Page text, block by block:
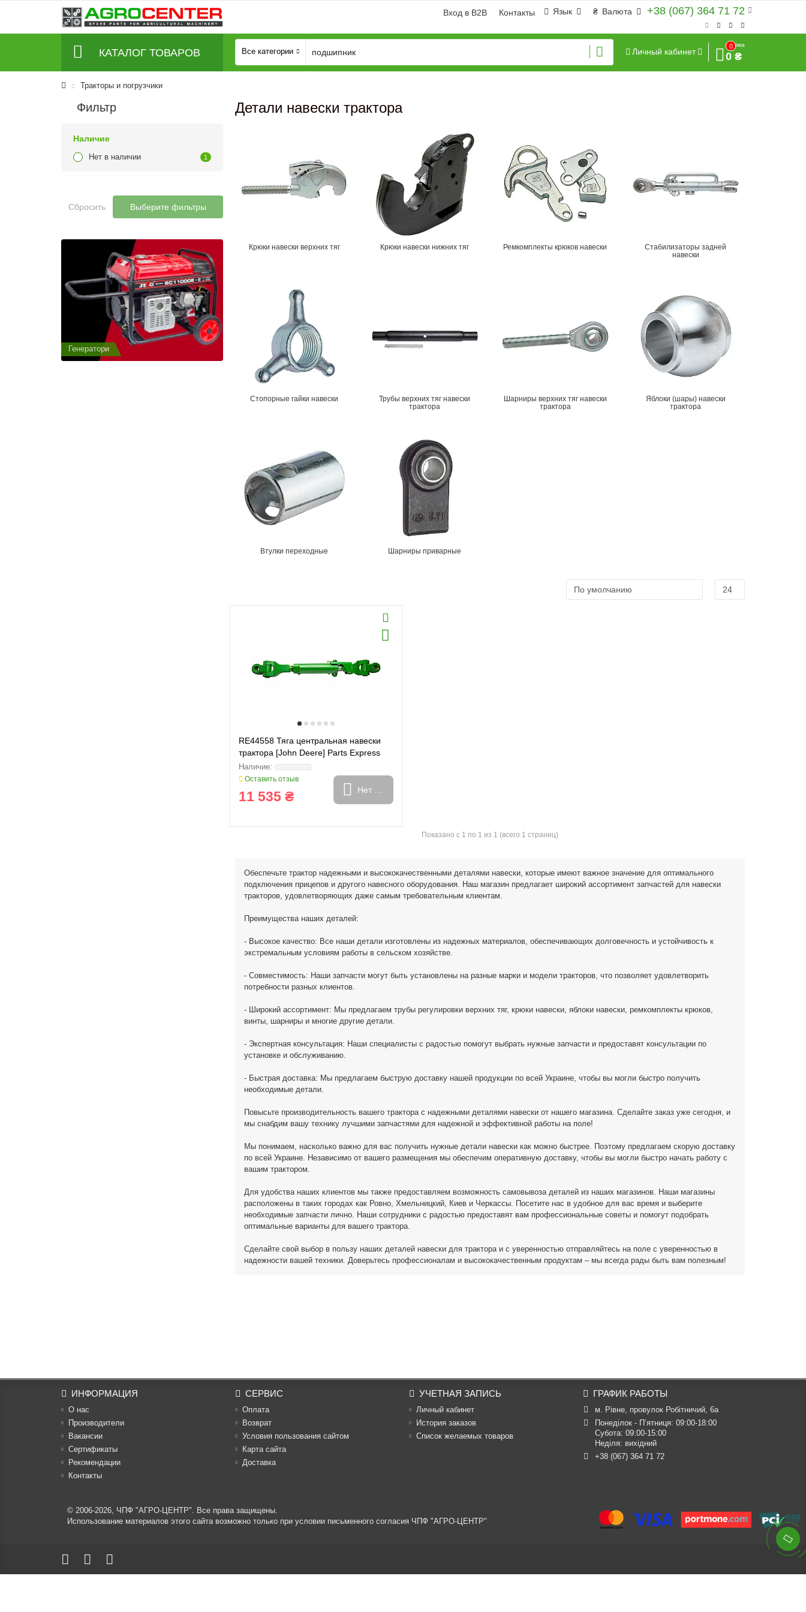
+38 (067) 364 71 72
₴ Валюта
Язык
Вход в B2B Контакты
КАТАЛОГ ТОВАРОВ Все категории Личный кабинет
0
Сумма
0 ₴
Тракторы и погрузчики
Фильтр
Наличие
Нет в наличии 1
Сбросить Выберите фильтры
Генератори Генератори
Детали навески трактора
Крюки навески верхних тяг Крюки навески нижних тяг Ремкомплекты крюков навески
Стабилизаторы задней
навески
Стопорные гайки навески
Трубы верхних тяг навески
трактора
Шарниры верхних тяг навески
трактора
Яблоки (шары) навески
трактора
Втулки переходные Шарниры приварные
RE44558 Тяга центральная навески
трактора [John Deere] Parts Express
USA (RE44561+RE50533+RE44559)
Оставить отзыв
11 535 ₴ Нет в наличии
Показано с 1 по 1 из 1 (всего 1 страниц)
Обеспечьте трактор надежными и высококачественными деталями навески, которые имеют важное значение для оптимального
подключения прицепов и другого навесного оборудования. Наш магазин предлагает широкий ассортимент запчастей для навески
тракторов, удовлетворяющих даже самым требовательным клиентам.
Преимущества наших деталей:
- Высокое качество: Все наши детали изготовлены из надежных материалов, обеспечивающих долговечность и устойчивость к
экстремальным условиям работы в сельском хозяйстве.
- Совместимость: Наши запчасти могут быть установлены на разные марки и модели тракторов, что позволяет удовлетворить
потребности разных клиентов.
- Широкий ассортимент: Мы предлагаем трубы регулировки верхних тяг, крюки навески, яблоки навески, ремкомплекты крюков,
винты, шарниры и многие другие детали.
- Экспертная консультация: Наши специалисты с радостью помогут выбрать нужные запчасти и предоставят консультации по
установке и обслуживанию.
- Быстрая доставка: Мы предлагаем быструю доставку нашей продукции по всей Украине, чтобы вы могли быстро получить
необходимые детали.
Повысьте производительность вашего трактора с надежными деталями навески от нашего магазина. Сделайте заказ уже сегодня, и
мы снабдим вашу технику лучшими запчастями для надежной и эффективной работы на поле!
Мы понимаем, насколько важно для вас получить нужные детали навески как можно быстрее. Поэтому предлагаем скорую доставку
по всей Украине. Независимо от вашего размещения мы обеспечим оперативную доставку, чтобы вы могли быстро начать работу с
вашим трактором.
Для удобства наших клиентов мы также предоставляем возможность самовывоза деталей из наших магазинов. Наши магазины
расположены в таких городах как Ровно, Хмельницкий, Киев и Черкассы. Посетите нас в удобное для вас время и выберите
необходимые запчасти лично. Наши сотрудники с радостью предоставят вам профессиональные советы и помогут подобрать
оптимальные варианты для вашего трактора.
Сделайте свой выбор в пользу наших деталей навески для трактора и с уверенностью отправляйтесь на поле с уверенностью в
надежности вашей техники. Доверьтесь профессионалам и высококачественным продуктам – мы всегда рады быть вам полезным!
ИНФОРМАЦИЯ
О нас
Производители
Вакансии
Cертификаты
Рекомендации
Контакты
СЕРВИС
Оплата
Возврат
Условия пользования сайтом
Карта сайта
Доставка
УЧЕТНАЯ ЗАПИСЬ
Личный кабинет
История заказов
Список желаемых товаров
ГРАФИК РАБОТЫ
м. Рівне, провулок Робітничий, 6а
Понеділок - П’ятниця: 09:00-18:00
Субота: 09:00-15:00
Неділя: вихідний
+38 (067) 364 71 72
© 2006-2026, ЧПФ "АГРО-ЦЕНТР". Все права защищены.
Использование материалов этого сайта возможно только при условии письменного согласия ЧПФ "АГРО-ЦЕНТР"